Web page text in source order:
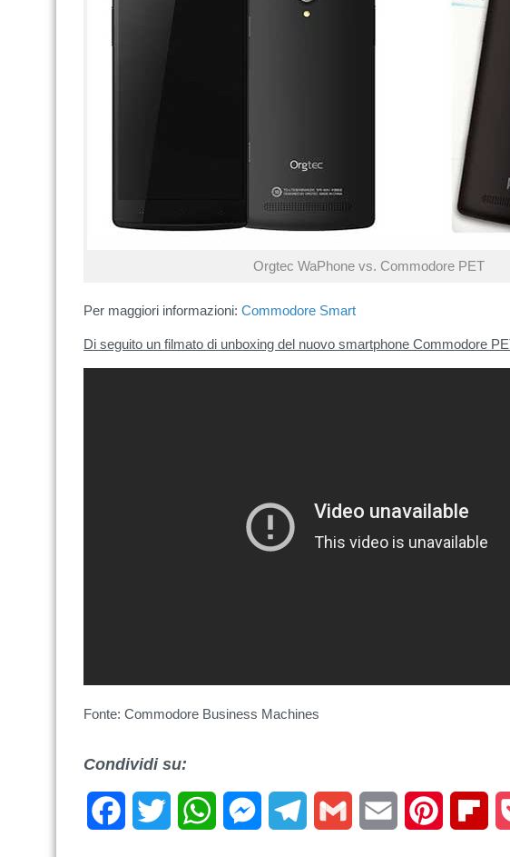
Orgtec WaPhone vs. Commodore PET
Per maggiori informazioni: Commodore Smart
Di seguito un filmato di unboxing del nuovo smartphone Commodore
Fonte: Commodore Business Machines
Condividi su:
FacebookTwitter WhatsAppMessengerTelegramGmail Email Pinterest